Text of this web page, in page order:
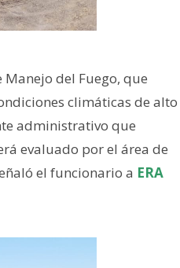
del Fuego, que
climáticas de alto
administrativo que
evaluado por el área de
el funcionario a ERA